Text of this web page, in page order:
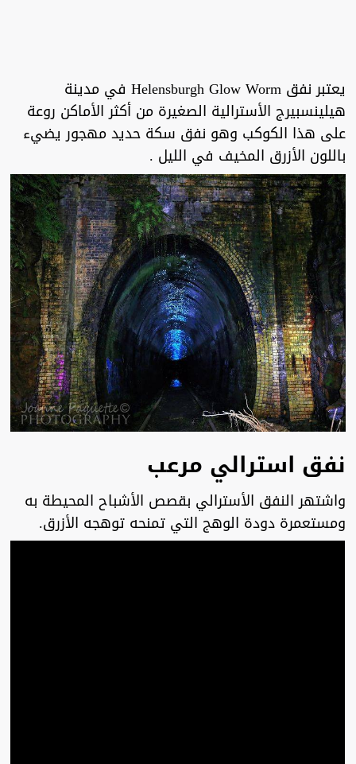
يعتبر نفق Helensburgh Glow Worm في مدينة
هيلينسبيرج الأسترالية الصغيرة من أكثر الأماكن روعة
على هذا الكوكب وهو نفق سكة حديد مهجور يضيء
باللون الأزرق المخيف في الليل .
نفق استرالي مرعب
واشتهر النفق الأسترالي بقصص الأشباح المحيطة به
ومستعمرة دودة الوهج التي تمنحه توهجه الأزرق.